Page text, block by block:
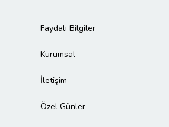
Faydalı Bilgiler
Kurumsal
İletişim
Özel Günler